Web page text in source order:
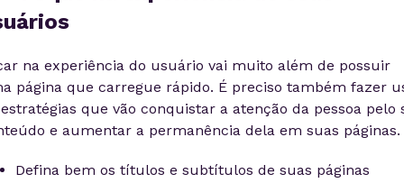
na experiência do usuário vai muito além de possuir
página que carregue rápido. É preciso também fazer
que vão conquistar a atenção da pessoa pelo
e aumentar a permanência dela em suas páginas.
Defina bem os títulos e subtítulos de suas páginas